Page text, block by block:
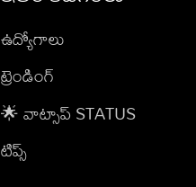
ఉద్యోగాలు
ట్రెండింగ్
🌟 వాట్సాప్ STATUS
టిప్స్